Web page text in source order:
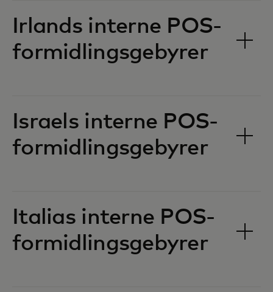
Irlands interne POS-
formidlingsgebyrer‎‎
Israels interne POS-
formidlingsgebyrer‎‎
Italias interne POS-
formidlingsgebyrer‎‎